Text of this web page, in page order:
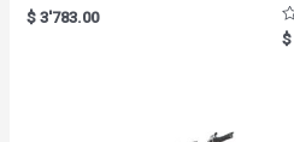
R
a
$ 3'783.00
R
a
$